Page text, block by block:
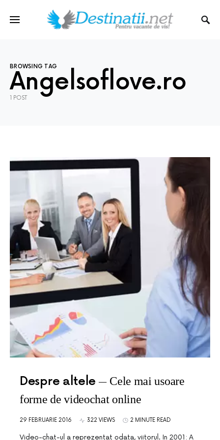
BROWSING TAG
Angelsoflove.ro
1 POST
Despre altele
Cele mai usoare
forme de videochat online
29 FEBRUARIE 2016 322 VIEWS 2 MINUTE READ
Video-chat-ul a reprezentat odata, viitorul. In 2001: A